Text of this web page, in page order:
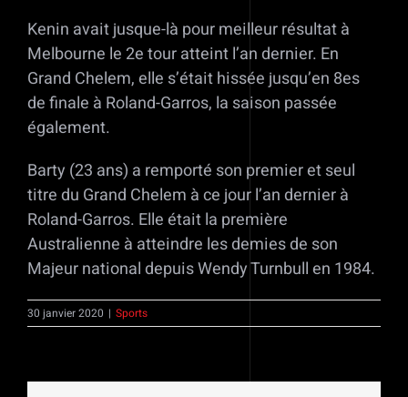
Kenin avait jusque-là pour meilleur résultat à
Melbourne le 2e tour atteint l’an dernier. En
Grand Chelem, elle s’était hissée jusqu’en 8es
de finale à Roland-Garros, la saison passée
également.
Barty (23 ans) a remporté son premier et seul
titre du Grand Chelem à ce jour l’an dernier à
Roland-Garros. Elle était la première
Australienne à atteindre les demies de son
Majeur national depuis Wendy Turnbull en 1984.
30 janvier 2020 | Sports